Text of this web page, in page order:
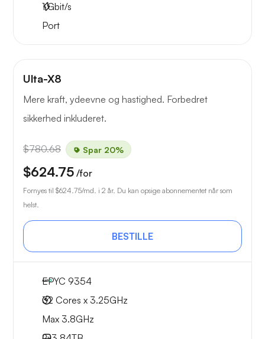
1Gbit/s
Port
Ulta-X8
Mere kraft, ydeevne og hastighed. Forbedret
sikkerhed inkluderet.
$780.68 Spar 20%
$624.75 /for
Fornyes til $624.75/md. i 2 år. Du kan opsige abonnementet når som
helst.
BESTILLE
EPYC 9354
32 Cores x 3.25GHz
Max 3.8GHz